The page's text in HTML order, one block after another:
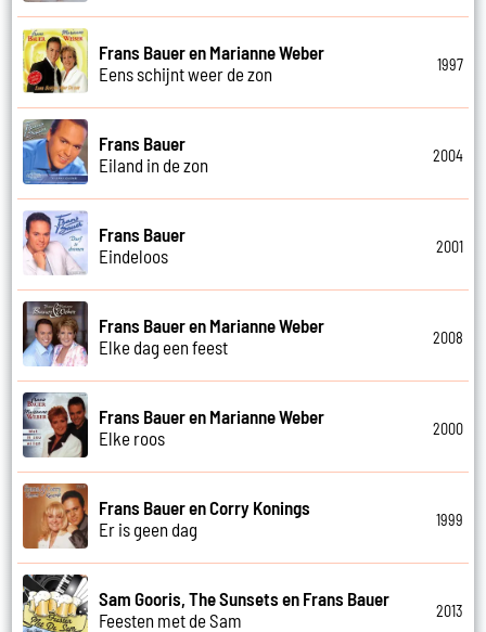
Frans Bauer en Marianne Weber
Eens schijnt weer de zon
1997
Frans Bauer
Eiland in de zon
2004
Frans Bauer
Eindeloos
2001
Frans Bauer en Marianne Weber
Elke dag een feest
2008
Frans Bauer en Marianne Weber
Elke roos
2000
Frans Bauer en Corry Konings
Er is geen dag
1999
Sam Gooris, The Sunsets en Frans Bauer
Feesten met de Sam
2013